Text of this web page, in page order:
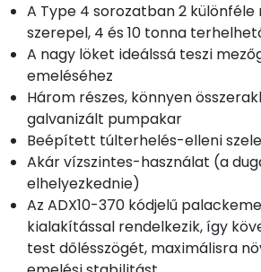
A Type 4 sorozatban 2
szerepel, 4 és 10 tonna
A nagy löket ideálssá teszi
emeléséhez
Három részes, könnyen
galvanizált pumpakar
Beépített túlterhelés-elleni
Akár vízszintes-használat (a
elhelyezkednie)
Az ADX10-370 kódjelű
kialakítással rendelkezik, így
test dőlésszögét, maximálisra